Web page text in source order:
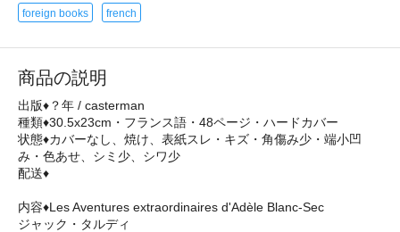
foreign books french
商品の説明
出版♦？年 / casterman
種類♦30.5x23cm・フランス語・48ページ・ハードカバー
状態♦カバーなし、焼け、表紙スレ・キズ・角傷み少・端小凹
み・色あせ、シミ少、シワ少
配送♦
内容♦Les Aventures extraordinaires d'Adèle Blanc-Sec
ジャック・タルディ